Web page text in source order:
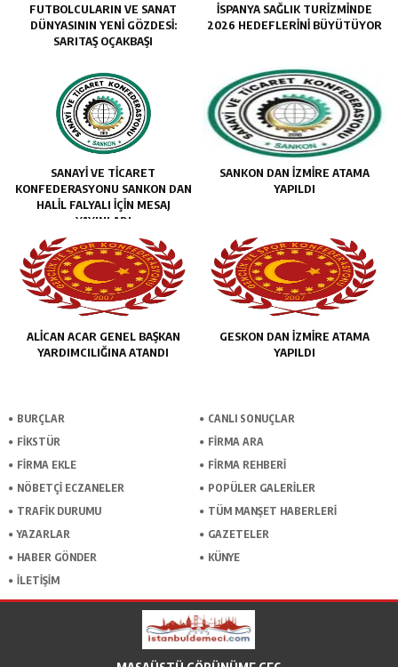
FUTBOLCULARIN VE SANAT
DÜNYASININ YENI GÖZDESI:
SARITAŞ OÇAKBAŞI
İSPANYA SAĞLIK TURIZMINDE
2026 HEDEFLERINI BÜYÜTÜYOR
SANAYİ VE TİCARET
KONFEDERASYONU SANKON DAN
HALİL FALYALI İÇİN MESAJ
YAYINLADI
SANKON DAN İZMİRE ATAMA
YAPILDI
ALİCAN ACAR GENEL BAŞKAN
YARDIMCILIĞINA ATANDI
GESKON DAN İZMİRE ATAMA
YAPILDI
BURÇLAR
CANLI SONUÇLAR
FİKSTÜR
FİRMA ARA
FİRMA EKLE
FİRMA REHBERİ
NÖBETÇİ ECZANELER
POPÜLER GALERİLER
TRAFİK DURUMU
TÜM MANŞET HABERLERİ
YAZARLAR
GAZETELER
HABER GÖNDER
KÜNYE
İLETİŞİM